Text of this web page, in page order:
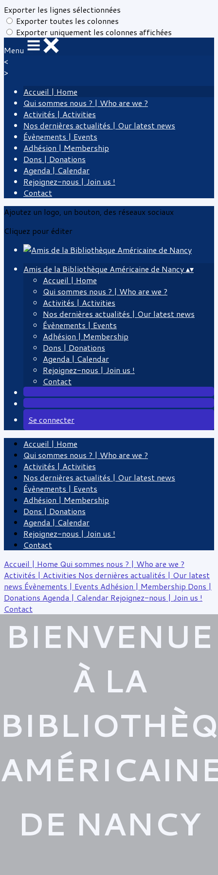
Exporter les lignes sélectionnées
Exporter toutes les colonnes
Exporter uniquement les colonnes affichées
Menu
<
>
Accueil | Home
Qui sommes nous ? | Who are we ?
Activités | Activities
Nos dernières actualités | Our latest news
Évènements | Events
Adhésion | Membership
Dons | Donations
Agenda | Calendar
Rejoignez-nous | Join us !
Contact
Ajoutez un logo, un bouton, des réseaux sociaux
Cliquez pour éditer
Amis de la Bibliothèque Américaine de Nancy▴▾
Accueil | Home
Qui sommes nous ? | Who are we ?
Activités | Activities
Nos dernières actualités | Our latest news
Évènements | Events
Adhésion | Membership
Dons | Donations
Agenda | Calendar
Rejoignez-nous | Join us !
Contact
Se connecter
Accueil | Home
Qui sommes nous ? | Who are we ?
Activités | Activities
Nos dernières actualités | Our latest news
Évènements | Events
Adhésion | Membership
Dons | Donations
Agenda | Calendar
Rejoignez-nous | Join us !
Contact
Accueil | Home Qui sommes nous ? | Who are we ?
Activités | Activities Nos dernières actualités | Our latest
news Évènements | Events Adhésion | Membership Dons |
Donations Agenda | Calendar Rejoignez-nous | Join us !
Contact
BIENVENUE
À LA
DE NANCY